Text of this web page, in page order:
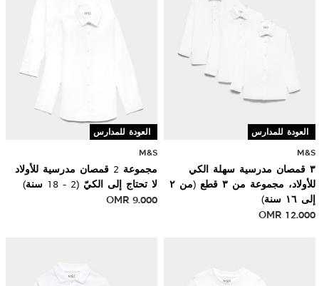
العودة للمدارس
M&S
٣ قمصان مدرسية سهلة الكي
للأولاد، مجموعة من ٣ قطع (من ٢
إلى ١٦ سنة)
OMR 12.000
العودة للمدارس
M&S
مجموعة 2 قمصان مدرسية للأولاد
لا تحتاج إلى الكيّ (2 - 18 سنة)
OMR9.000